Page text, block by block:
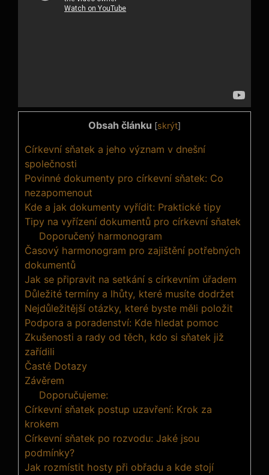
Obsah článku [skrýt]
Církevní sňatek a jeho význam v dnešní
společnosti
Povinné dokumenty pro církevní sňatek: Co
nezapomenout
Kde a jak dokumenty vyřídit: Praktické tipy
Tipy na vyřízení dokumentů pro církevní sňatek
Doporučený harmonogram
Časový harmonogram pro zajištění potřebných
dokumentů
Jak se připravit na setkání s církevním úřadem
Důležité termíny a lhůty, které musíte dodržet
Nejdůležitější otázky, které byste měli položit
Podpora a poradenství: Kde hledat pomoc
Zkušenosti a rady od těch, kdo si sňatek již
zařídili
Časté Dotazy
Závěrem
Doporučujeme:
Církevní sňatek postup uzavření: Krok za
krokem
Církevní sňatek po rozvodu: Jaké jsou
podmínky?
Jak rozmístit hosty při obřadu a kde stojí